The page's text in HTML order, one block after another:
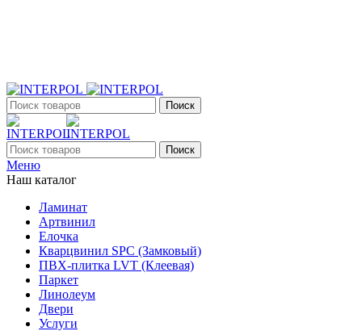
Поиск
Поиск
Меню
Наш каталог
Ламинат
Артвинил
Елочка
Кварцвинил SPC (Замковый)
ПВХ-плитка LVT (Клеевая)
Паркет
Линолеум
Двери
Услуги